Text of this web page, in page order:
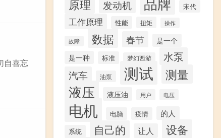
自喜忘
原理 发动机 宋代
工作原理 性能 扭矩 操作
故障 数据 春节
是一个
是一种
标准 梦幻西游 水泵
汽车 油泵 测试 测量
液压 液压油 用户 电压
电机 电脑 疫情 的人
系统 自己的 让人
设备